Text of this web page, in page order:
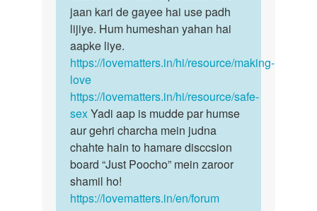
Kumar
by
Ajay
gupts
jankari
chhaiye…
jaan kari de gayee hai use padh
lijiye. Hum humeshan yahan hai
aapke liye.
https://lovematters.in/hi/resource/making-
love
https://lovematters.in/hi/resource/safe-
sexYadi aap is mudde par humse
aur gehri charcha mein judna
chahte hain to hamare disccsion
board “Just Poocho” mein zaroor
shamil ho!
https://lovematters.in/en/forum